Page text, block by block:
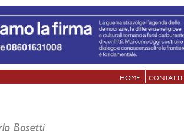
HOME CONTATTI